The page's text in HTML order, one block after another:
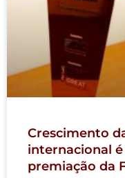
Crescimento
internacional
premiação da